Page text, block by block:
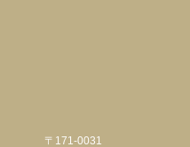
〒171-0031